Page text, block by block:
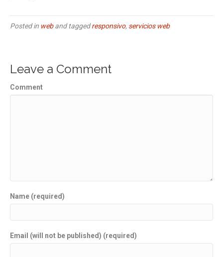
Posted in weband taggedresponsivo, servicios web
Leave a Comment
Comment
Name (required)
Email (will not be published) (required)